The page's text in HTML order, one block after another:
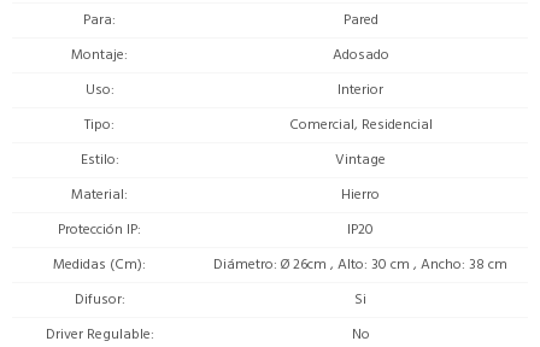
Para
Pared
Montaje
Adosado
Uso
Interior
Tipo
Comercial, Residencial
Estilo
Vintage
Material
Hierro
Protección IP
IP20
Medidas (Cm)
Diámetro: Ø 26cm , Alto: 30 cm , Ancho: 38 cm
Difusor
Si
Driver Regulable
No